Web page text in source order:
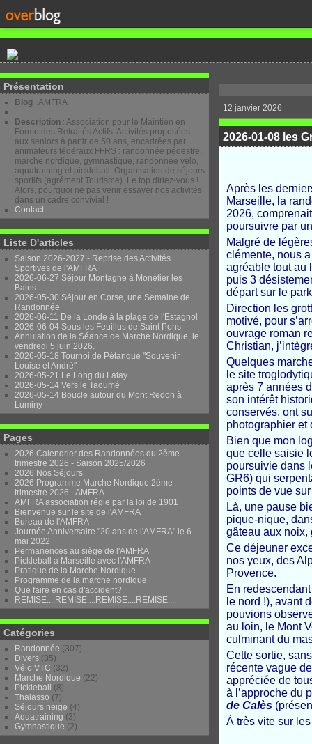
Présentation
Blog : AMFRA
Description : Association pour le Maintien en
Forme des Retraités Actifs. Activités proposées
aux seniors à partir de 50 ans, encadrées par
animateurs fédéraux FFRS : randonnée pédestre,
marche nordique, gymnastique, randonnée vélo,
aquatraining et pickleball. Organisation de séjours
sportifs (agrément Tourisme). Le top diriez-vous !
Alors, pourquoi ne pas venir essayer nos activités
dans un cadre convivial !
Contact
Liste D'articles
Saison 2026-2027 - Reprise des Activités
Sportives de l'AMFRA
2026-06-27 Séjour Montagne à Monétier les
Bains
2026-05-30 Séjour en Corse, une Semaine de
Randonnée
2026-06-11 De la Londe à la plage de l'Estagnol
2026-06-04 Sous les Feuillus de Saint Pons
Annulation de la Séance de Marche Nordique, le
vendredi 5 juin 2026.
2026-05-18 Tournoi de Pétanque "Souvenir
Louise et André"
2026-05-21 Le Long du Latay
2026-05-14 Vers le Taoumé
2026-05-14 Boucle autour du Mont Redon à
Luminy
Pages
2026 Calendrier des Randonnées du 2ème
trimestre 2026 - Saison 2025/2026
2026 Nos Séjours
2026 Programme Marche Nordique 2ème
trimestre 2026 - AMFRA
AMFRA association régie par la loi de 1901
Bienvenue sur le site de l'AMFRA
Bureau de l'AMFRA
Journée Anniversaire "20 ans de l'AMFRA" le 6
mai 2022
Permanences au siège de l'AMFRA
Pickleball à Marseille avec l'AMFRA
Pratique de la Marche Nordique
Programme de la marche nordique
Que faire en cas d'accident?
REMISE....REMISE....REMISE....REMISE....
Catégories
Randonnée (307)
Divers (35)
Vélo VTC (32)
Marche Nordique (22)
Pickleball
(8)
Thalasso (7)
Séjours neige (4)
Aquatraining (3)
Gymnastique (2)
12 janvier 2026
2026-01-08 les
Après les
Marseille, la
2026,
poursuivre par
Malgré de
clémente, nous
agréable tout au
puis 3
départ sur le
Direction les
motivé, pour
ouvrage roman
Christian,
Quelques
le site
après 7 années
son intérêt
conservés, ont
photographier et
Bien que mon
que celle saisie
poursuivie dans
GR6) qui
points de vue
Là, une pause
pique-nique,
gâteau aux
Ce déjeuner
nos yeux, des
Provence.
En
le nord !), avant
pouvions
au loin, le Mont
culminant du
Cette sortie,
récente vague
appréciée de
à l’approche du
de Calès
À très vite sur